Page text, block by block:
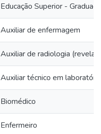
Educação Superior -
Auxiliar de enfermagem
Auxiliar de radiologia
Auxiliar técnico em
Biomédico
Enfermeiro